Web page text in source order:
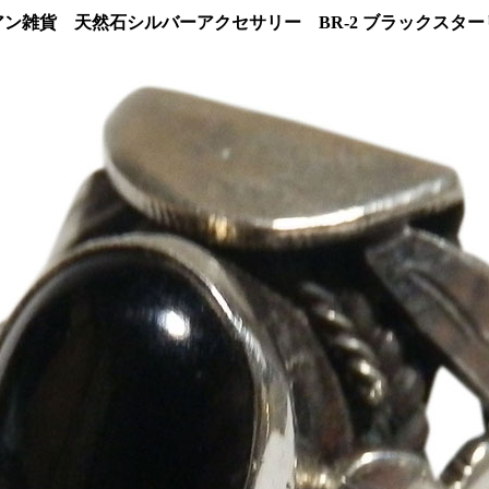
ン雑貨 天然石シルバーアクセサリー BR-2 ブラックスター